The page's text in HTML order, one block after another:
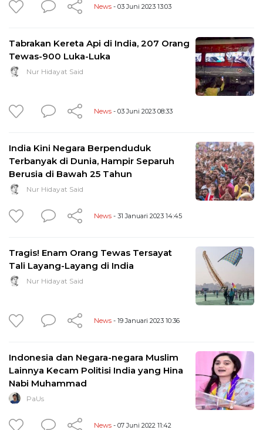
News - 03 Juni 2023 13:03
Tabrakan Kereta Api di India, 207 Orang
Tewas-900 Luka-Luka
Nur Hidayat Said
News - 03 Juni 2023 08:33
India Kini Negara Berpenduduk
Terbanyak di Dunia, Hampir Separuh
Berusia di Bawah 25 Tahun
Nur Hidayat Said
News - 31 Januari 2023 14:45
Tragis! Enam Orang Tewas Tersayat
Tali Layang-Layang di India
Nur Hidayat Said
News - 19 Januari 2023 10:36
Indonesia dan Negara-negara Muslim
Lainnya Kecam Politisi India yang Hina
Nabi Muhammad
PaUs
News - 07 Juni 2022 11:42